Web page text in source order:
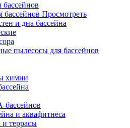
бассейнов
бассейнов Просмотреть
и дна бассейна
пылесосы для бассейнов
химии
бассейнов
и аквафитнеса
и террасы